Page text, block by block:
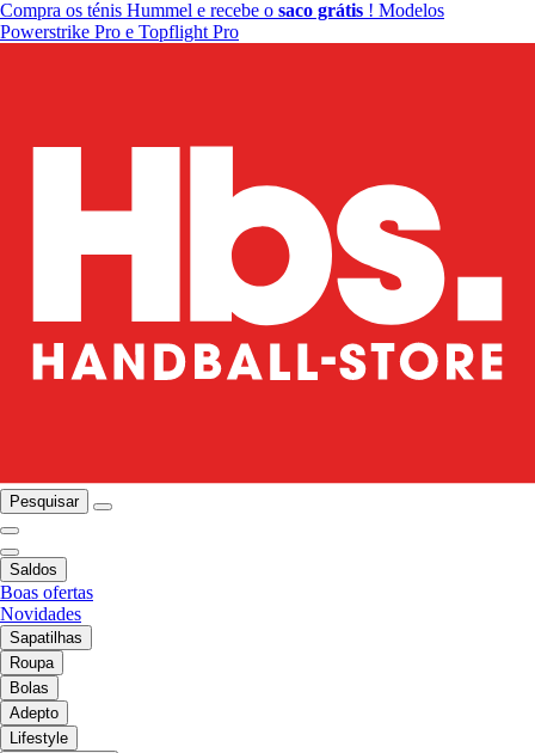
Compra os ténis Hummel e recebe o saco grátis ! Modelos
Powerstrike Pro e Topflight Pro
Pesquisar
Saldos
Boas ofertas
Novidades
Sapatilhas
Roupa
Bolas
Adepto
Lifestyle